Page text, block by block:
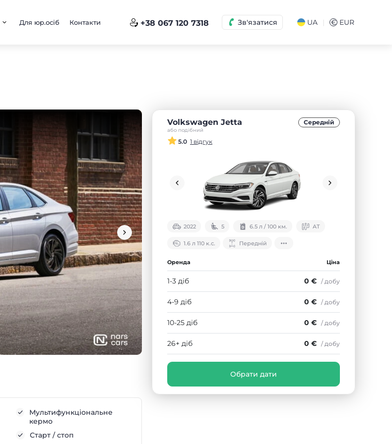
Для юр.осіб Контакти +38 067 120 7318 Зв'язатися UA € EUR
Мультифункціональне
кермо
Старт / стоп
Volkswagen Jetta
або подібний
Середнiй
5.0 1 відгук
2022 5 6.5 л / 100 км. АТ
1.6 л 110 к.с. Передній
Оренда Ціна
1-3 діб 0 € / добу
4-9 діб 0 € / добу
10-25 діб 0 € / добу
26+ діб 0 € / добу
Обрати дати